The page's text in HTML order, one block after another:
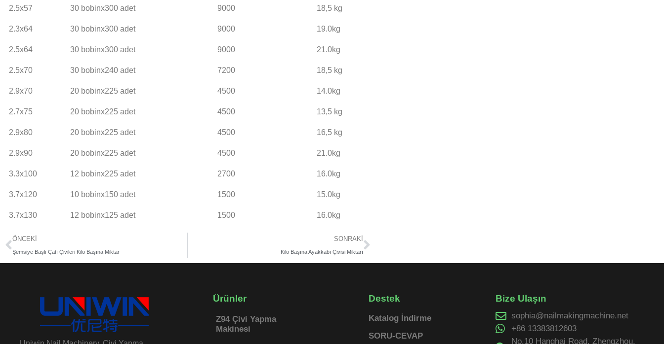
2.5x57 30 bobinx300 adet 9000 18,5 kg
2.3x64 30 bobinx300 adet 9000 19.0kg
2.5x64 30 bobinx300 adet 9000 21.0kg
2.5x70 30 bobinx240 adet 7200 18,5 kg
2.9x70 20 bobinx225 adet 4500 14.0kg
2.7x75 20 bobinx225 adet 4500 13,5 kg
2.9x80 20 bobinx225 adet 4500 16,5 kg
2.9x90 20 bobinx225 adet 4500 21.0kg
3.3x100 12 bobinx225 adet 2700 16.0kg
3.7x120 10 bobinx150 adet 1500 15.0kg
3.7x130 12 bobinx125 adet 1500 16.0kg
Prev
ÖNCEKI
Şemsiye Başlı Çatı Çivileri Kilo Başına Miktar
SONRAKI
Kilo Başına Ayakkabı Çivisi Miktarı
Sonraki
Ürünler
Z94 Çivi Yapma
Makinesi
Destek
Katalog İndirme
SORU-CEVAP
Bize Ulaşın
sophia@nailmakingmachine.net
+86 13383812603
No.10 Hanghai Road, Zhengzhou,